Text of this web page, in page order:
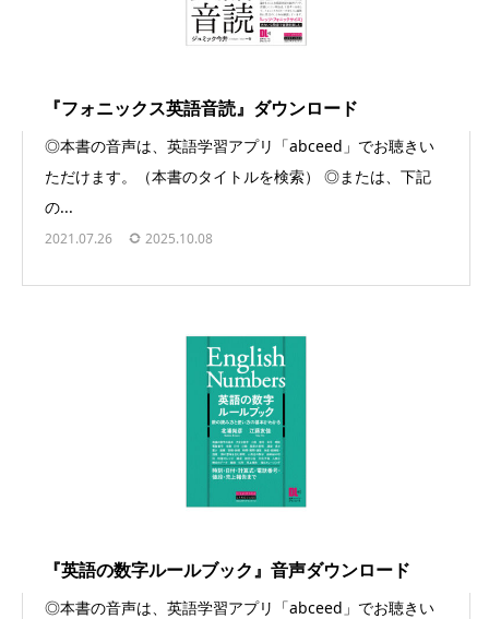
『フォニックス英語音読』ダウンロード
◎本書の音声は、英語学習アプリ「abceed」でお聴きい
ただけます。（本書のタイトルを検索） ◎または、下記
の...
2021.07.26 2025.10.08
『英語の数字ルールブック』音声ダウンロード
◎本書の音声は、英語学習アプリ「abceed」でお聴きい